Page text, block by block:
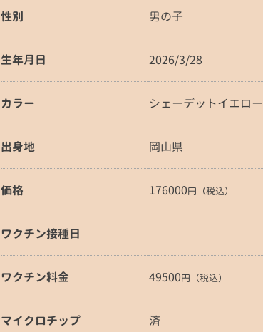
性別 男の子
生年月日 2026/3/28
カラー シェーデットイエロー
出身地 岡山県
価格 176000円（税込）
ワクチン接種日
ワクチン料金 49500円（税込）
マイクロチップ 済